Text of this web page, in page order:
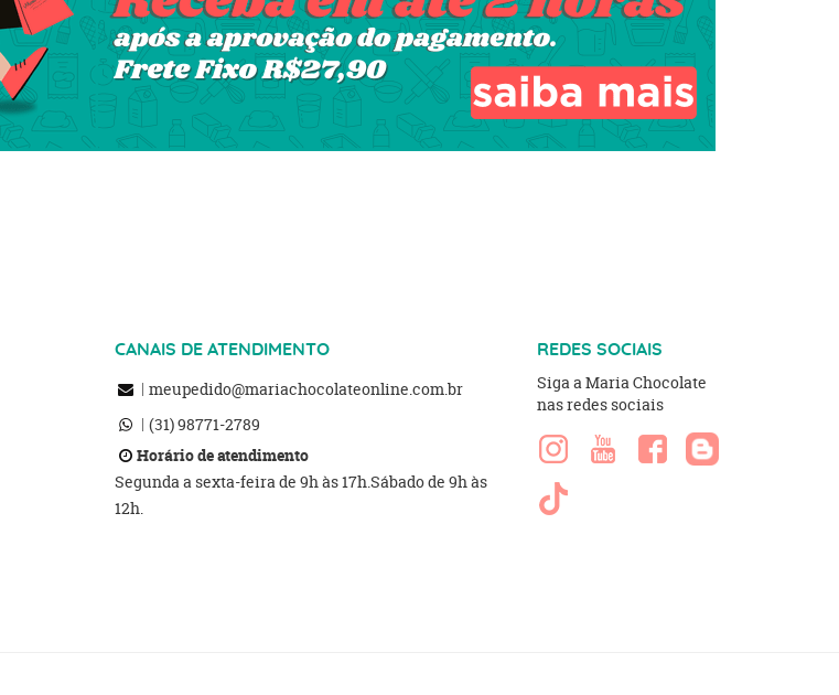
CANAIS DE ATENDIMENTO
meupedido@mariachocolateonline.com.br
(31)98771-2789
Horário de atendimento
Segunda a sexta-feira de 9h às 17h.Sábado de 9h às
12h.
REDES SOCIAIS
Siga a Maria Chocolate
nas redes sociais